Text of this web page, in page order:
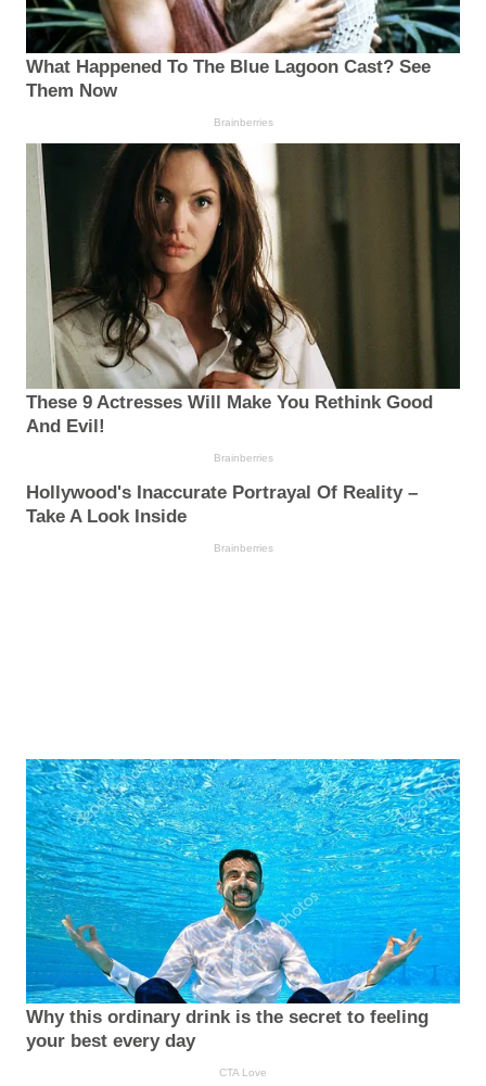
What Happened To The Blue Lagoon Cast? See
Them Now
Brainberries
These 9 Actresses Will Make You Rethink Good
And Evil!
Brainberries
Hollywood's Inaccurate Portrayal Of Reality –
Take A Look Inside
Brainberries
Why this ordinary drink is the secret to feeling
your best every day
CTA Love